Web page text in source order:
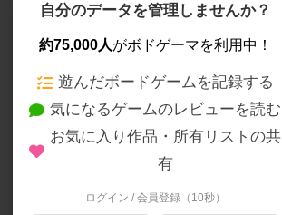
ジロ・デ・イタリア
Giro d'Italia: The Game
45～120分
自分のデータを管理しませんか？
約75,000人がボドゲーマを利用中！
遊んだボードゲームを記録する
気になるゲームのレビューを読む
お気に入り作品・所有リストの共
有
ログイン / 会員登録（10秒）